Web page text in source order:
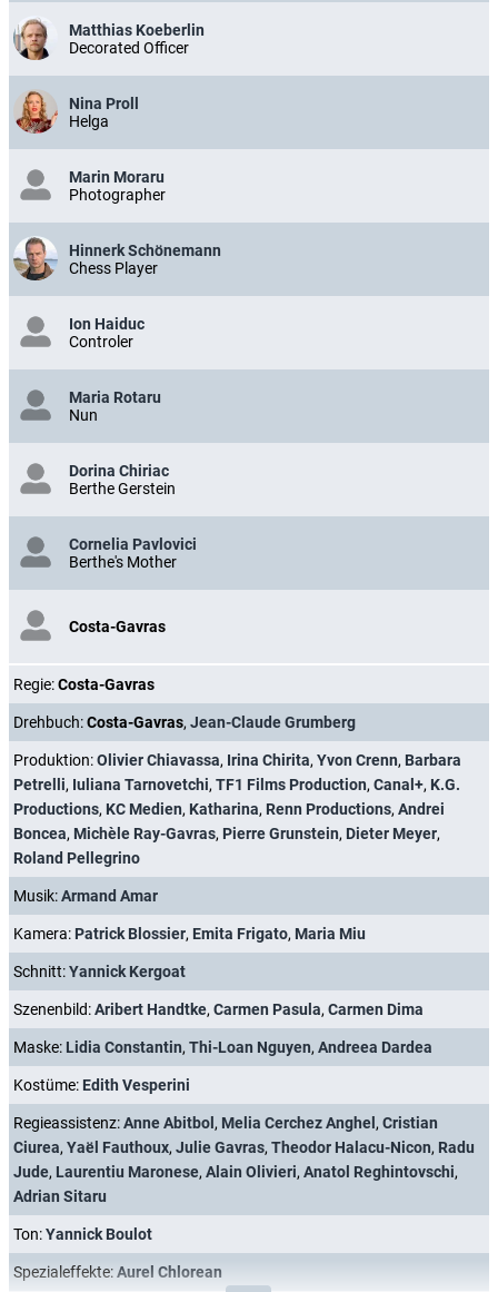
Matthias Koeberlin
Decorated Officer
Nina Proll
Helga
Marin Moraru
Photographer
Hinnerk Schönemann
Chess Player
Ion Haiduc
Controler
Maria Rotaru
Nun
Dorina Chiriac
Berthe Gerstein
Cornelia Pavlovici
Berthe's Mother
Costa-Gavras
Regie:Costa-Gavras
Drehbuch:Costa-Gavras, Jean-Claude Grumberg
Produktion:Olivier Chiavassa, Irina Chirita, Yvon Crenn, Barbara
Petrelli, Iuliana Tarnovetchi, TF1 Films Production, Canal+, K.G.
Productions, KC Medien, Katharina, Renn Productions, Andrei
Boncea, Michèle Ray-Gavras, Pierre Grunstein, Dieter Meyer,
Roland Pellegrino
Musik:Armand Amar
Kamera: Patrick Blossier, Emita Frigato, Maria Miu
Schnitt:Yannick Kergoat
Szenenbild:Aribert Handtke, Carmen Pasula, Carmen Dima
Maske: Lidia Constantin, Thi-Loan Nguyen, Andreea Dardea
Kostüme: Edith Vesperini
Regieassistenz:Anne Abitbol , Melia Cerchez Anghel , Cristian
Ciurea, Yaël Fauthoux, Julie Gavras, Theodor Halacu-Nicon, Radu
Jude, Laurentiu Maronese, Alain Olivieri, Anatol Reghintovschi,
Adrian Sitaru
Ton:Yannick Boulot
Spezialeffekte:Aurel Chlorean